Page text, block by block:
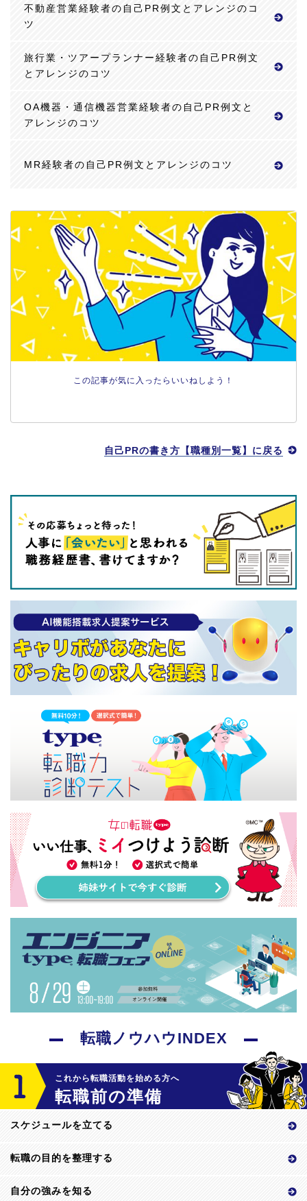
不動産営業経験者の自己PR例文とアレンジのコ
ツ
旅行業・ツアープランナー経験者の自己PR例文
とアレンジのコツ
OA機器・通信機器営業経験者の自己PR例文と
アレンジのコツ
MR経験者の自己PR例文とアレンジのコツ
この記事が気に入ったらいいねしよう！
自己PRの書き方【職種別一覧】に戻る
転職ノウハウINDEX
これから転職活動を始める方へ
転職前の準備
スケジュールを立てる
転職の目的を整理する
自分の強みを知る